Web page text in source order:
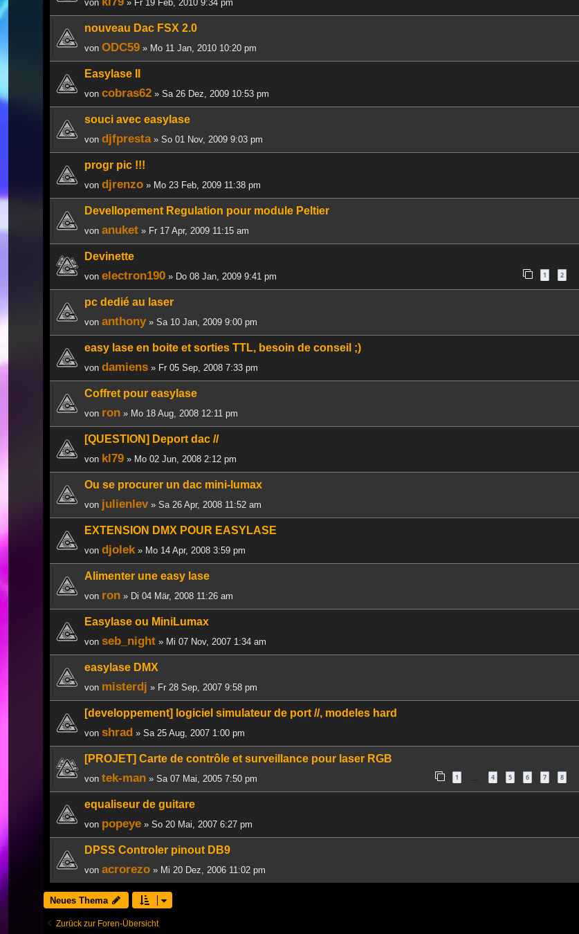
von » Fr 19 Feb, 2010 9:34 pm
nouveau Dac FSX 2.0
von ODC59 » Mo 11 Jan, 2010 10:20 pm
Easylase II
von cobras62 » Sa 26 Dez, 2009 10:53 pm
souci avec easylase
von djfpresta» So 01 Nov, 2009 9:03 pm
progr pic !!!
von djrenzo » Mo 23 Feb, 2009 11:38 pm
Devellopement Regulation pour module Peltier
von anuket » Fr 17 Apr, 2009 11:15 am
Devinette
von electron190 » Do 08 Jan, 2009 9:41 pm 1 2
pc dedié au laser
von anthony» Sa 10 Jan, 2009 9:00 pm
easy lase en boite et sorties TTL, besoin de conseil ;)
von damiens » Fr 05 Sep, 2008 7:33 pm
Coffret pour easylase
von ron » Mo 18 Aug, 2008 12:11 pm
[QUESTION] Deport dac //
von kl79 » Mo 02 Jun, 2008 2:12 pm
Ou se procurer un dac mini-lumax
von julienlev» Sa 26 Apr, 2008 11:52 am
EXTENSION DMX POUR EASYLASE
von djolek » Mo 14 Apr, 2008 3:59 pm
Alimenter une easy lase
von ron » Di 04 Mär, 2008 11:26 am
Easylase ou MiniLumax
von seb_night » Mi 07 Nov, 2007 1:34 am
easylase DMX
von misterdj » Fr 28 Sep, 2007 9:58 pm
[developpement] logiciel simulateur de port //, modeles hard
von shrad » Sa 25 Aug, 2007 1:00 pm
[PROJET] Carte de contrôle et surveillance pour laser RGB
von tek-man » Sa 07 Mai, 2005 7:50 pm 1 4 5 6 7 8
equaliseur de guitare
von popeye » So 20 Mai, 2007 6:27 pm
DPSS Controler pinout DB9
von acrorezo » Mi 20 Dez, 2006 11:02 pm
Neues Thema
Zurück zur Foren-Übersicht